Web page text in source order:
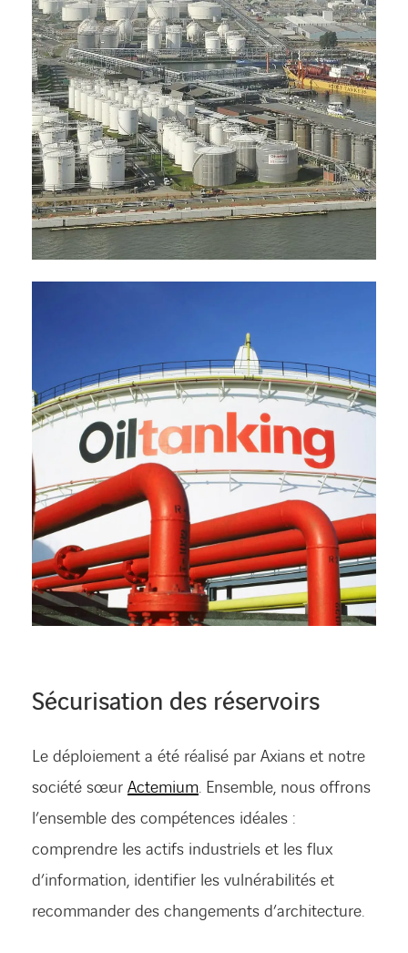
FACEBOOK
TWITTERLINKEDINYOUTUBE
Sécurisation des réservoirs
Le déploiement a été réalisé par Axians et notre
société sœur Actemium. Ensemble, nous offrons
l’ensemble des compétences idéales :
comprendre les actifs industriels et les flux
d’information, identifier les vulnérabilités et
recommander des changements d’architecture.